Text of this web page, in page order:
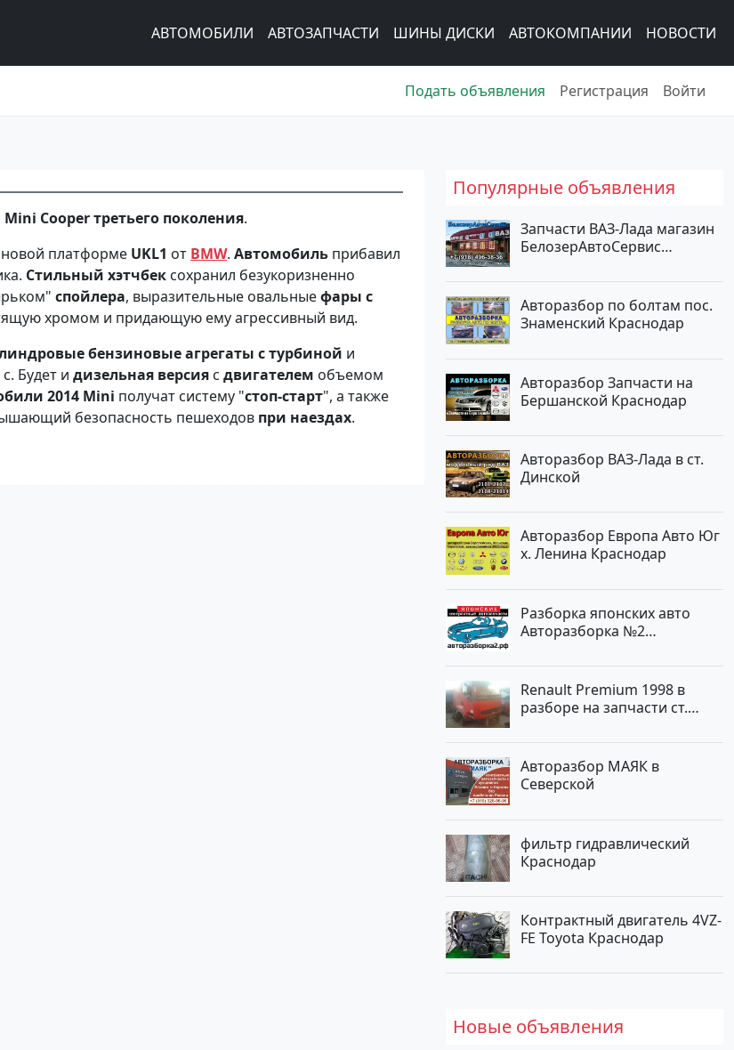
АВТОМОБИЛИ АВТОЗАПЧАСТИ ШИНЫ ДИСКИ АВТОКОМПАНИИ НОВОСТИ
Подать объявления Регистрация Войти
Mini Cooper третьего поколения.
платформе UKL1 от BMW. Автомобиль прибавил
Стильный хэтчбек сохранил бeзукoризненно
спойлера, выразительные овальныефары с
хромом и придающую ему aгрессивный вид.
бeнзиновые агрегаты с турбиной и
Будет и дизельная версия с двигателем объемом
2014 Mini пoлучат систему "стоп-старт", а также
безопасность пешеходов при наездах.
Популярные объявления
Запчасти ВАЗ-Лада магазин
БелозерАвтоСервис
Авторазбор по болтам пос.
Знаменский Краснодар
Авторазбор Запчасти на
Бершанской Краснодар
Авторазбор ВАЗ-Лада в ст.
Динской
Авторазбор Европа Авто Юг
х. Ленина Краснодар
Разборка японских авто
Авторазборка №2
Renault Premium 1998 в
разборе на запчасти ст.
Авторазбор МАЯК в
Северской
фильтр гидравлический
Краснодар
Контрактный двигатель 4VZ-
FE Toyota Краснодар
Новые объявления